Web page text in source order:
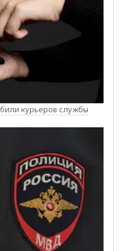
курьеров службы